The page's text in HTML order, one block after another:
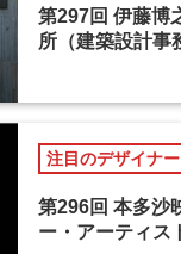
第297回 伊藤博
所（建築設計事
注目のデザイナー
第296回 本多沙
ー・アーティス